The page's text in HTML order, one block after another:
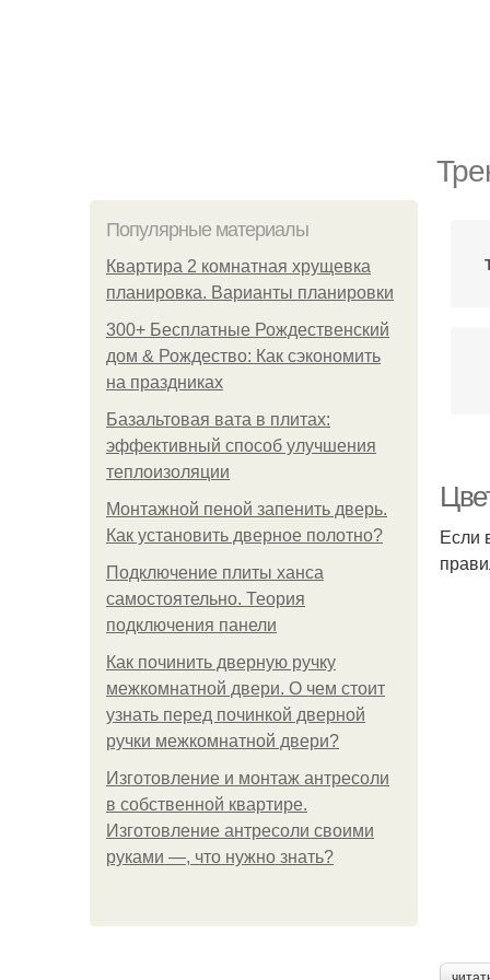
Популярные материалы
Квартира 2 комнатная хрущевка
планировка. Варианты планировки
300+ Бесплатные Рождественский
дом & Рождество: Как сэкономить
на праздниках
Базальтовая вата в плитах:
эффективный способ улучшения
теплоизоляции
Монтажной пеной запенить дверь.
Как установить дверное полотно?
Подключение плиты ханса
самостоятельно. Теория
подключения панели
Как починить дверную ручку
межкомнатной двери. О чем стоит
узнать перед починкой дверной
ручки межкомнатной двери?
Изготовление и монтаж антресоли
в собственной квартире.
Изготовление антресоли своими
руками —, что нужно знать?
Если